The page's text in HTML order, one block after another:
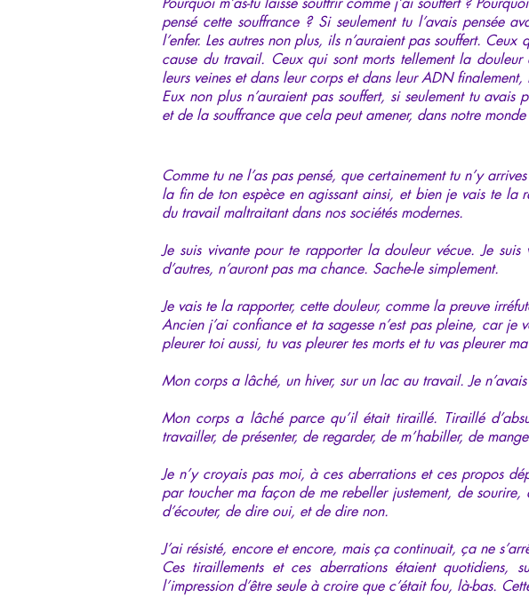
pensé cette souffrance ? Si seulement tu l’avais pensée
l’enfer. Les autres non plus, ils n’auraient pas souffert.
cause du travail. Ceux qui sont morts tellement la
leurs veines et dans leur corps et dans leur ADN finalement,
Eux non plus n’auraient pas souffert, si seulement tu
et de la souffrance que cela peut amener, dans notre
Comme tu ne l’as pas pensé, que certainement tu n’y
la fin de ton espèce en agissant ainsi, et bien je vais te la
du travail maltraitant dans nos sociétés modernes.
Je suis vivante pour te rapporter la douleur vécue. Je
d’autres, n’auront pas ma chance. Sache-le simplement.
Je vais te la rapporter, cette douleur, comme la preuve
Ancien j’ai confiance et ta sagesse n’est pas pleine, car je
pleurer toi aussi, tu vas pleurer tes morts et tu vas pleurer
Mon corps a lâché, un hiver, sur un lac au travail. Je
Mon corps a lâché parce qu’il était tiraillé. Tiraillé
travailler, de présenter, de regarder, de m’habiller, de
Je n’y croyais pas moi, à ces aberrations et ces propos
par toucher ma façon de me rebeller justement, de
d’écouter, de dire oui, et de dire non.
J’ai résisté, encore et encore, mais ça continuait, ça ne
Ces tiraillements et ces aberrations étaient quotidiens,
l’impression d’être seule à croire que c’était fou, là-bas.